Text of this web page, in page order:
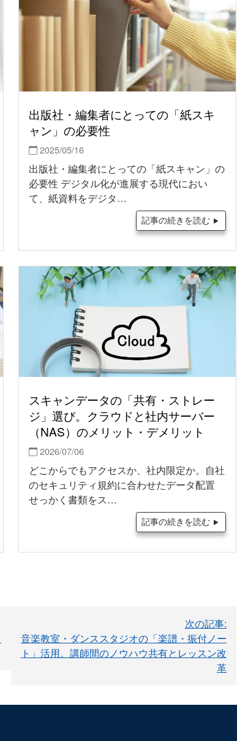
出版社・編集者にとっての「紙スキ
ャン」の必要性
2025/05/16
出版社・編集者にとっての「紙スキャン」の
必要性 デジタル化が進展する現代におい
て、紙資料をデジタ…
記事の続きを読む
スキャンデータの「共有・ストレー
ジ」選び。クラウドと社内サーバー
（NAS）のメリット・デメリット
2026/07/06
どこからでもアクセスか、社内限定か。自社
のセキュリティ規約に合わせたデータ配置
せっかく書類をス…
記事の続きを読む
次の記事:
音楽教室・ダンススタジオの「楽譜・振付ノー
ト」活用。講師間のノウハウ共有とレッスン改
革